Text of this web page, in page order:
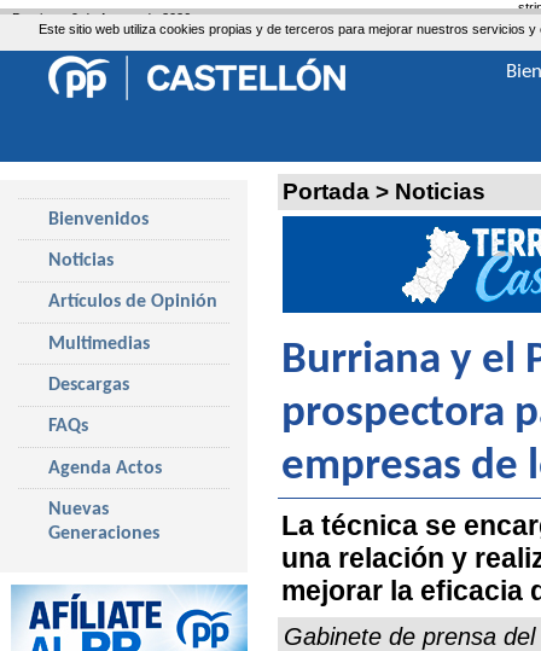
Este sitio web utiliza cookies propias y de terceros para mejorar nuestros servicios
Portada > Noticias
Burriana y el
prospectora
empresas de
La técnica se
una relación y
mejorar la eficacia
Gabinete de prensa
Bienvenidos
Noticias
Artículos de Opinión
Multimedias
Descargas
FAQs
Agenda Actos
Nuevas
Generaciones
Domingo, 9 de Agosto de 2026